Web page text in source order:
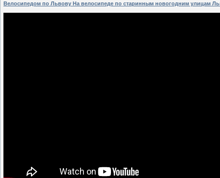
Велосипедом по Львову На велосипеде по старинным новогодним улицам